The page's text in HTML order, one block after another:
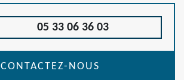
05 33 06 36 03
CONTACTEZ-NOUS